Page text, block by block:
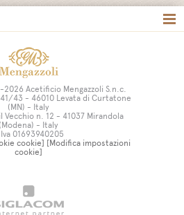
Acetificio Mengazzoli S.n.c.
43 - 46010 Levata di Curtatone
(MN) - Italy
Vecchio n. 12 - 41037 Mirandola
(Modena) - Italy
01693940205
cookie] [Modifica impostazioni
cookie]